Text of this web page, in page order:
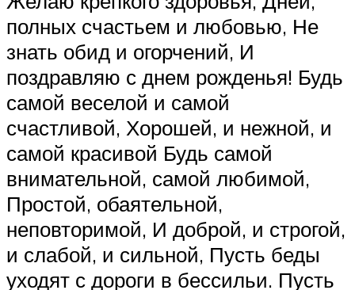
полных счастьем и любовью, Не
знать обид и огорчений, И
поздравляю с днем рожденья! Будь
самой веселой и самой
счастливой, Хорошей, и нежной, и
самой красивой Будь самой
внимательной, самой любимой,
Простой, обаятельной,
неповторимой, И доброй, и строгой,
и слабой, и сильной, Пусть беды
уходят с дороги в бессильи. Пусть